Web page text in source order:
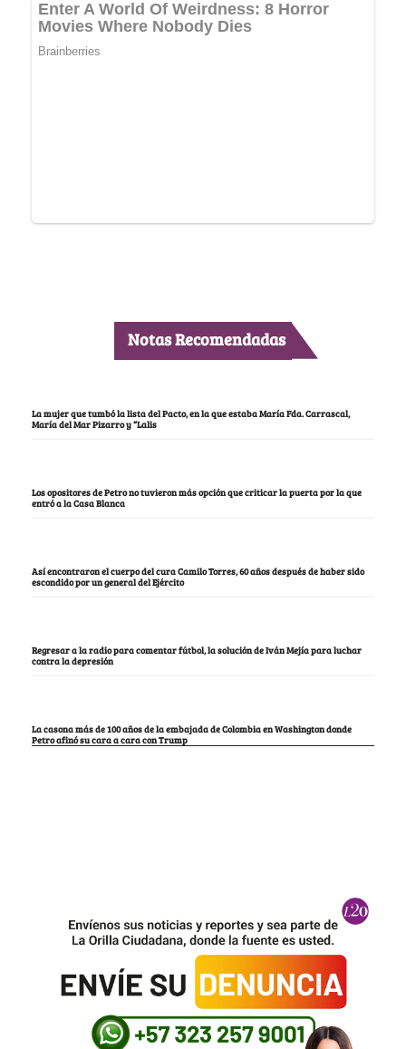
Notas Recomendadas
La mujer que tumbó la lista del Pacto, en la que estaba María Fda. Carrascal,
María del Mar Pizarro y “Lalis
Los opositores de Petro no tuvieron más opción que criticar la puerta por la que
entró a la Casa Blanca
Así encontraron el cuerpo del cura Camilo Torres, 60 años después de haber sido
escondido por un general del Ejército
Regresar a la radio para comentar fútbol, la solución de Iván Mejía para luchar
contra la depresión
La casona más de 100 años de la embajada de Colombia en Washington donde
Petro afinó su cara a cara con Trump